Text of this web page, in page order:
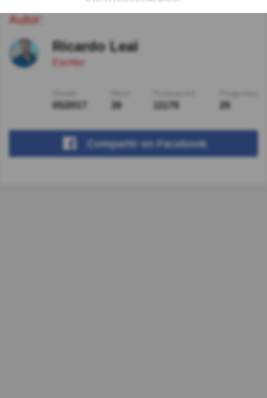
Autor:
Ricardo Leal
Escritor
05/2017 39 11179 29
Compartir en Facebook